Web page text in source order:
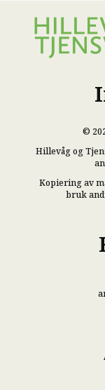
©
Hillevåg og
Kopiering av
bruk